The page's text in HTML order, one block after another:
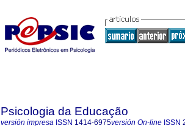
Psicologia da Educação
versión impresa ISSN 1414-6975versión On-line ISSN